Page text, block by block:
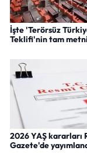
İşte 'Terörsüz
Teklifi'nin tam
2026 YAŞ kararları
Gazete'de